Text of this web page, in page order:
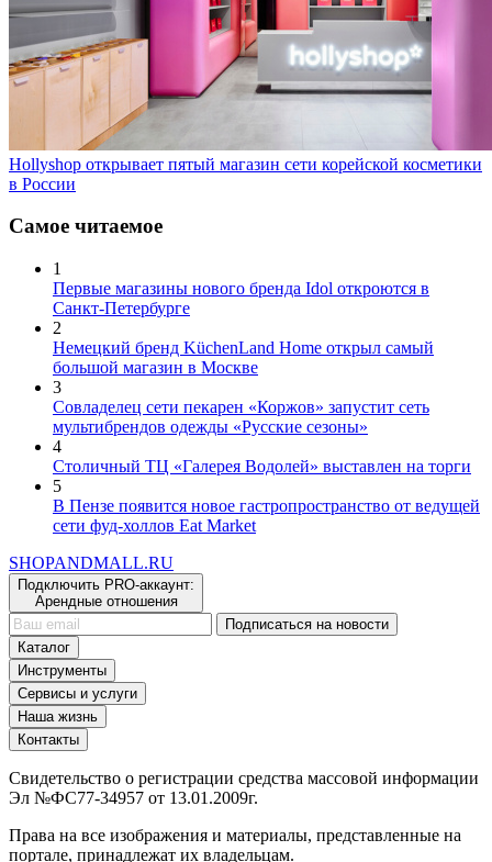
Hollyshop открывает пятый магазин сети корейской косметики
в России
Самое читаемое
Первые магазины нового бренда Idol откроются в
Санкт-Петербурге
2
Немецкий бренд KüchenLand Home открыл самый
большой магазин в Москве
3
Совладелец сети пекарен «Коржов» запустит сеть
мультибрендов одежды «Русские сезоны»
4
Столичный ТЦ «Галерея Водолей» выставлен на торги
5
В Пензе появится новое гастропространство от ведущей
сети фуд-холлов Eat Market
Подключить PRO-аккаунт:
Арендные отношения
Подписаться на новости
Каталог
Инструменты
Сервисы и услуги
Наша жизнь
Контакты
Эл №ФС77-34957 от 13.01.2009г.
портале, принадлежат их владельцам.